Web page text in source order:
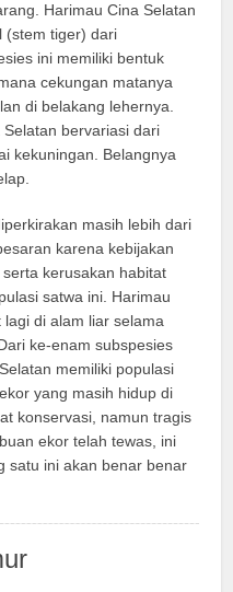
Harimau Cina Selatan
(stem tiger) dari
ini memiliki bentuk
cekungan matanya
di belakang lehernya.
bervariasi dari
kekuningan. Belangnya
masih lebih dari
karena kebijakan
kerusakan habitat
satwa ini. Harimau
di alam liar selama
ke-enam subspesies
memiliki populasi
yang masih hidup di
konservasi, namun tragis
ekor telah tewas, ini
satu ini akan benar benar